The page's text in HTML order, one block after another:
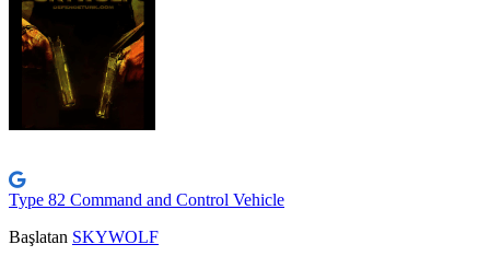
Type 82 Command and Control Vehicle
Başlatan SKYWOLF